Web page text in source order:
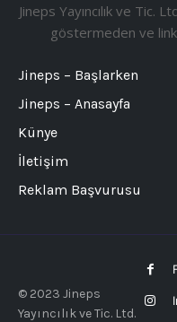
Jineps Yayıncılık ve Tic.
göstermeden ve
Jineps – Başlarken
Jineps – Anasayfa
Künye
İletişim
Reklam Başvurusu
© 2023 Jineps
Yayıncılık ve Tic. Ltd.